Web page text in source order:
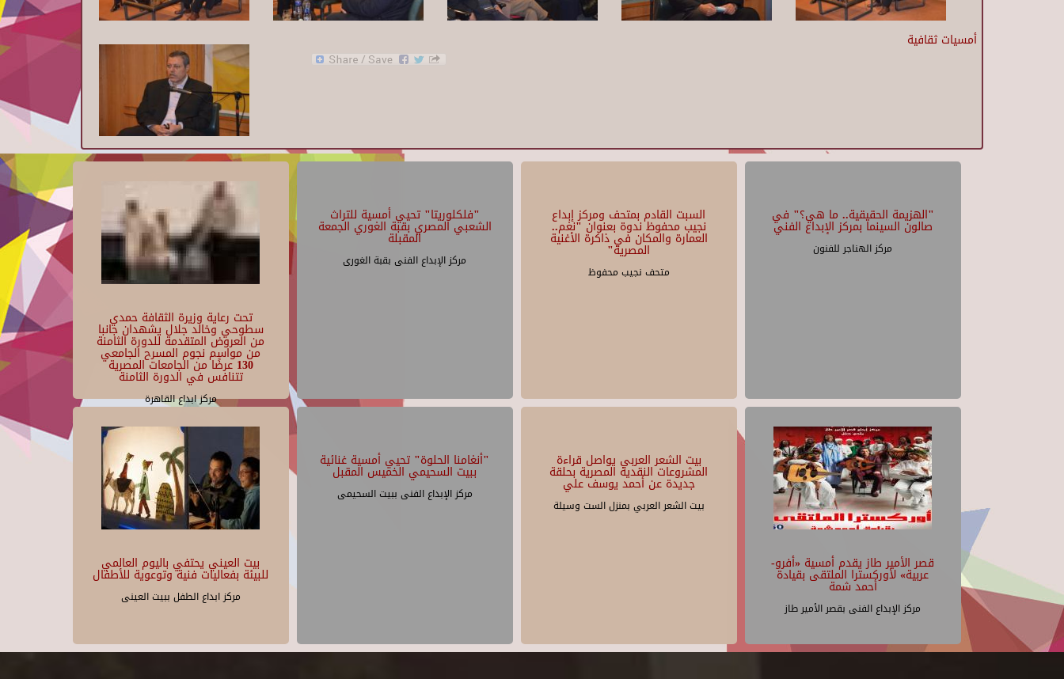
أمسيات ثقافية
تحت رعاية وزيرة الثقافة حمدي
سطوحي وخالد جلال يشهدان جانبا
من العروض المتقدمة للدورة الثامنة
من مواسم نجوم المسرح الجامعي
130 عرضًا من الجامعات المصرية
تتنافس في الدورة الثامنة
مركز ابداع القاهرة
"فلكلوريتا" تحيي أمسية للتراث
الشعبي المصري بقبة الغوري الجمعة
المقبلة
مركز الإبداع الفنى بقبة الغورى
السبت القادم بمتحف ومركز إبداع
نجيب محفوظ ندوة بعنوان "نغم..
العمارة والمكان في ذاكرة الأغنية
المصرية"
متحف نجيب محفوظ
"الهزيمة الحقيقية.. ما هي؟" في
صالون السينما بمركز الإبداع الفني
مركز الهناجر للفنون
بيت العيني يحتفي باليوم العالمي
للبيئة بفعاليات فنية وتوعوية للأطفال
مركز ابداع الطفل ببيت العينى
"أنغامنا الحلوة" تحيي أمسية غنائية
ببيت السحيمي الخميس المقبل
مركز الإبداع الفنى ببيت السحيمى
بيت الشعر العربي يواصل قراءة
المشروعات النقدية المصرية بحلقة
جديدة عن أحمد يوسف علي
بيت الشعر العربي بمنزل الست وسيلة
قصر الأمير طاز يقدم أمسية «أفرو-
عربية» لأوركسترا الملتقى بقيادة
أحمد شمة
مركز الإبداع الفنى بقصر الأمير طاز